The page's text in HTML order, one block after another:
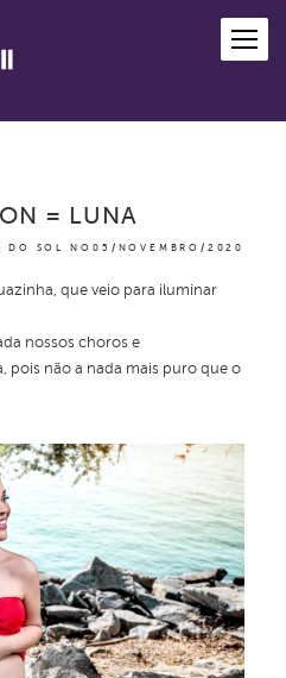
DO SOL NO 05/NOVEMBRO/2020
= LUNA
que veio para iluminar
nossos choros e
pois não a nada mais puro que o